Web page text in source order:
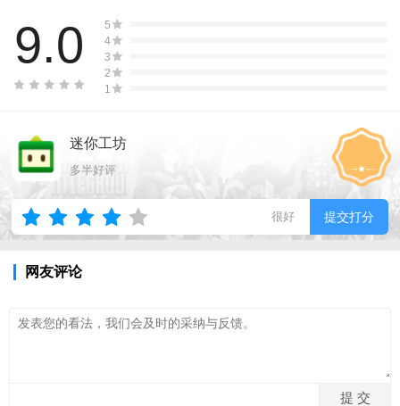
9.0
5
4
3
2
1
迷你工坊
多半好评
很好 提交打分
网友评论